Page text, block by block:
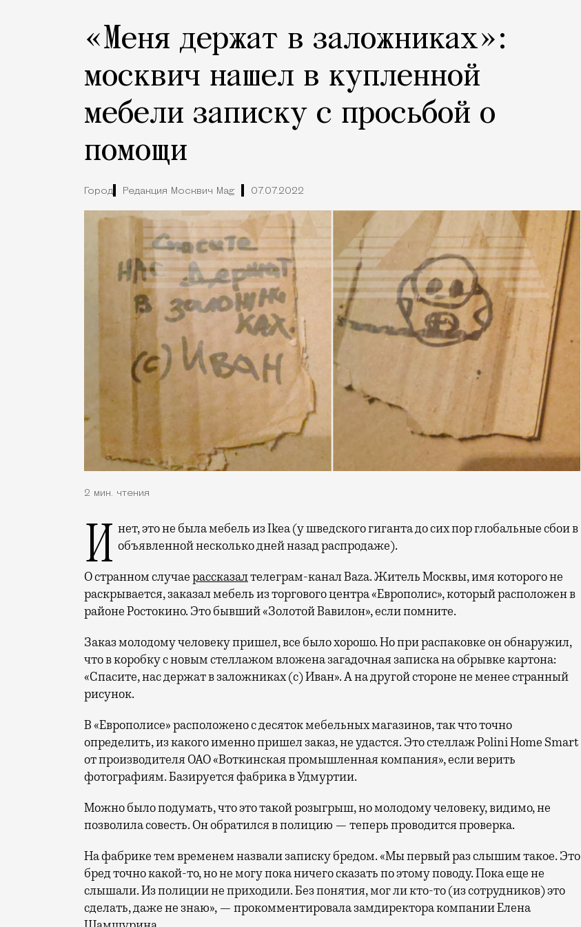
«Меня держат в заложниках»:
москвич нашел в купленной
мебели записку с просьбой о
помощи
Город Редакция Москвич Mag 07.07.2022
2 мин. чтения
И нет, это не была мебель из Ikea (у шведского гиганта до сих пор глобальные сбои в объявленной несколько дней назад распродаже).
О странном случаерассказалтелеграм-канал Baza. Житель Москвы, имя которого не
раскрывается, заказал мебель из торгового центра «Европолис», который расположен в
районе Ростокино. Это бывший «Золотой Вавилон», если помните.
Заказ молодому человеку пришел, все было хорошо. Но при распаковке он обнаружил,
что в коробку с новым стеллажом вложена загадочная записка на обрывке картона:
«Спасите, нас держат в заложниках (с) Иван». А на другой стороне не менее странный
рисунок.
В «Европолисе» расположено с десяток мебельных магазинов, так что точно
определить, из какого именно пришел заказ, не удастся. Это стеллаж Polini Home Smart
от производителя ОАО «Воткинская промышленная компания», если верить
фотографиям. Базируется фабрика в Удмуртии.
Можно было подумать, что это такой розыгрыш, но молодому человеку, видимо, не
позволила совесть. Он обратился в полицию — теперь проводится проверка.
На фабрике тем временем назвали записку бредом. «Мы первый раз слышим такое. Это
бред точно какой-то, но не могу пока ничего сказать по этому поводу. Пока еще не
слышали. Из полиции не приходили. Без понятия, мог ли кто-то (из сотрудников) это
сделать, даже не знаю», — прокомментировала замдиректора компании Елена